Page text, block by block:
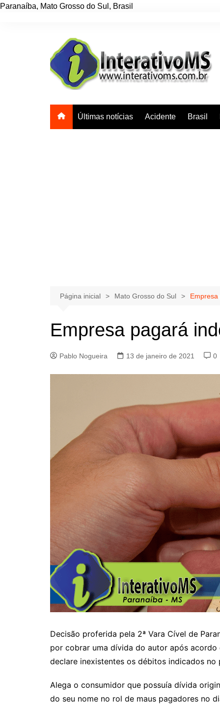
Paranaíba, Mato Grosso do Sul , Brasil
Últimas notícias Acidente Brasil
Página inicial Mato Grosso do Sul
Empresa pagará
Pablo Nogueira 13 de janeiro de 2021 0
Decisão proferida pela 2ª Vara Cível de
por cobrar uma dívida do autor após
declare inexistentes os débitos indicados no
Alega o consumidor que possuía dívida
do seu nome no rol de maus pagadores no